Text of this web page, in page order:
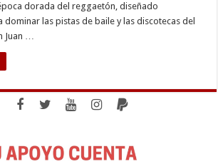
dorada del reggaetón, diseñado
dominar las pistas de baile y las discotecas del
Juan …